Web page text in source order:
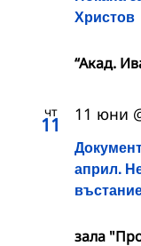
Христов
“Акад.
чт
11
април.
11 юни
зала